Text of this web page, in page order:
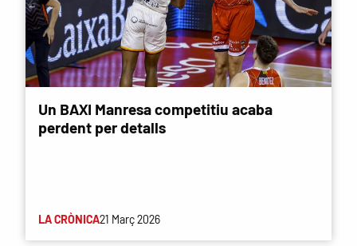
Un BAXI Manresa competitiu acaba
perdent per detalls
LA CRÒNICA21 Març 2026